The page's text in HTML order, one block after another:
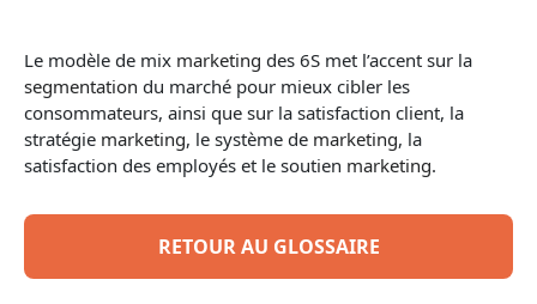
Le modèle de mix marketing des 6S met l’accent sur la
segmentation du marché pour mieux cibler les
consommateurs, ainsi que sur la satisfaction client, la
stratégie marketing, le système de marketing, la
satisfaction des employés et le soutien marketing.
RETOUR AU GLOSSAIRE